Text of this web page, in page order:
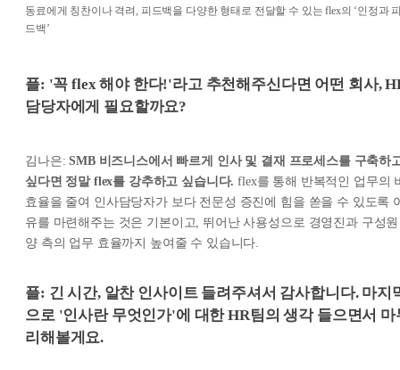
동료에게 칭찬이나 격려, 피드백을 다양한 형태로 전달할 수 있는 flex의 ‘인정과
드백’
플: '꼭 flex 해야 한다!'라고 추천해주신다면 어떤 회사,
담당자에게 필요할까요?
김나은:SMB 비즈니스에서 빠르게 인사 및 결재 프로세스를 구축하
싶다면 정말 flex를 강추하고 싶습니다. flex를 통해 반복적인 업무의
효율을 줄여 인사담당자가 보다 전문성 증진에 힘을 쏟을 수 있도록
유를 마련해주는 것은 기본이고, 뛰어난 사용성으로 경영진과 구성원
양 측의 업무 효율까지 높여줄 수 있습니다.
플: 긴 시간, 알찬 인사이트 들려주셔서 감사합니다. 마지
으로 '인사란 무엇인가'에 대한 HR팀의 생각 들으면서 마
리해볼게요.